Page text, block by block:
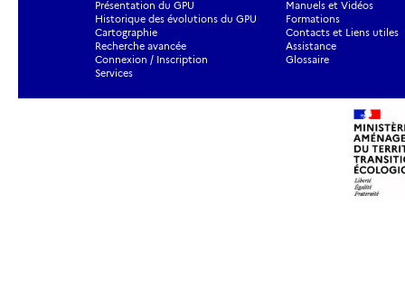
Présentation du GPU
Historique des évolutions du GPU
Cartographie
Recherche avancée
Connexion / Inscription
Services
Manuels et Vidéos
Formations
Contacts et Liens utiles
Assistance
Glossaire